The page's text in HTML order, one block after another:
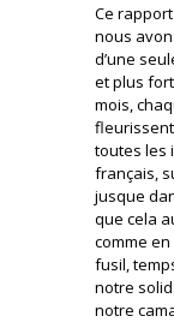
Ce
nous
d’une
et plus
mois,
toutes les
français,
jusque
que cela
comme
fusil,
notre
notre